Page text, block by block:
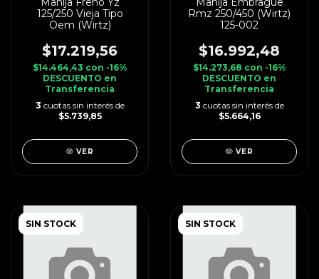
125/250 Vieja Tipo
Oem (Wirtz)
$17.219,56
$14.464,43 con -16%
DESCUENTO en
Transferencia
3 cuotas sin interés de
$5.739,85
VER
Rmz 250/450 (Wirtz)
125-002
$16.992,48
$14.273,68 con -16%
DESCUENTO en
Transferencia
3 cuotas sin interés de
$5.664,16
VER
SIN STOCK SIN STOCK